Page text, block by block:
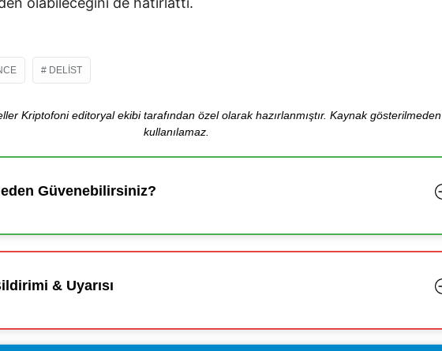
DELIST
Kriptofoni editoryal ekibi tarafından özel olarak hazırlanmıştır. Kaynak gösterilmeden
kullanılamaz.
Güvenebilirsiniz?
& Uyarısı